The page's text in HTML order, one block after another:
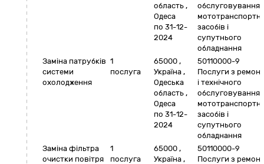
область ,
Одеса
по 31-12-
2024
обслуговування
засобів і
супутнього
обладнання
Заміна патрубків
системи
охолодження
1
послуга
65000 ,
Україна ,
Одеська
область ,
Одеса
по 31-12-
2024
50110000-9
Послуги з
і технічного
обслуговування
засобів і
супутнього
обладнання
Заміна фільтра
очистки повітря
1
послуга
65000 ,
Україна ,
50110000-9
Послуги з